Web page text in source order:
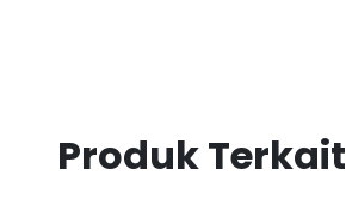
Produk Terkait